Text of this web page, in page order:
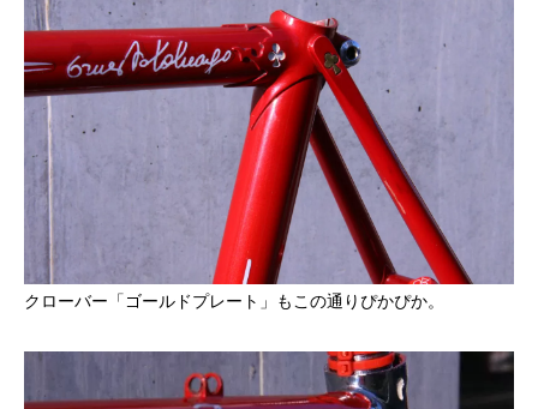
クローバー「ゴールドプレート」もこの通りぴかぴか。